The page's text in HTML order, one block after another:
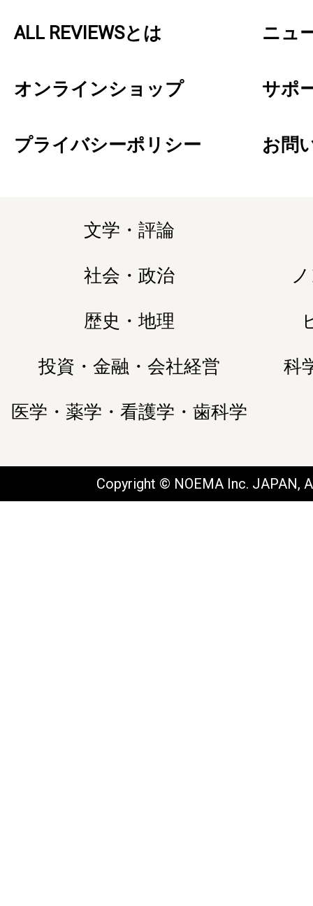
ALL REVIEWSとは ニュ
オンラインショップ サポ
プライバシーポリシー お問
文学・評論
社会・政治
歴史・地理
投資・金融・会社経営 科
医学・薬学・看護学・歯科学
Copyright © NOEMA Inc. JAPAN,